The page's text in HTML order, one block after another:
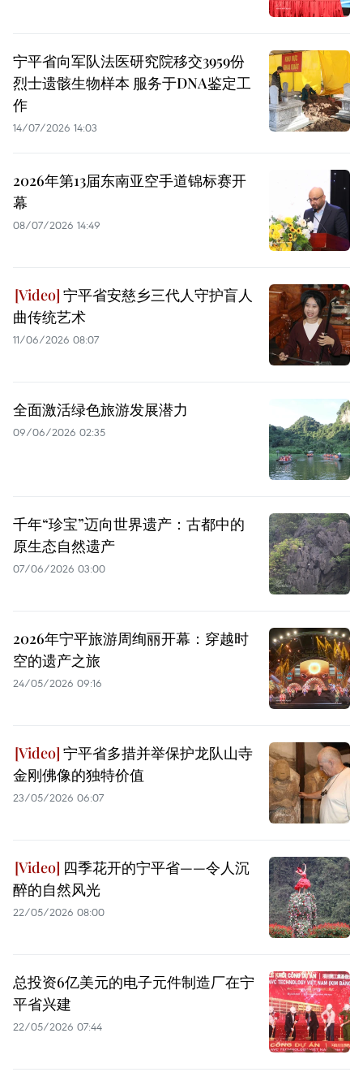
宁平省向军队法医研究院移交3959份
烈士遗骸生物样本 服务于DNA鉴定工
作
14/07/2026 14:03
2026年第13届东南亚空手道锦标赛开
幕
08/07/2026 14:49
宁平省安慈乡三代人守护盲人
曲传统艺术
11/06/2026 08:07
全面激活绿色旅游发展潜力
09/06/2026 02:35
千年“珍宝”迈向世界遗产：古都中的
原生态自然遗产
07/06/2026 03:00
2026年宁平旅游周绚丽开幕：穿越时
空的遗产之旅
24/05/2026 09:16
宁平省多措并举保护龙队山寺
金刚佛像的独特价值
23/05/2026 06:07
四季花开的宁平省——令人沉
醉的自然风光
22/05/2026 08:00
总投资6亿美元的电子元件制造厂在宁
平省兴建
22/05/2026 07:44